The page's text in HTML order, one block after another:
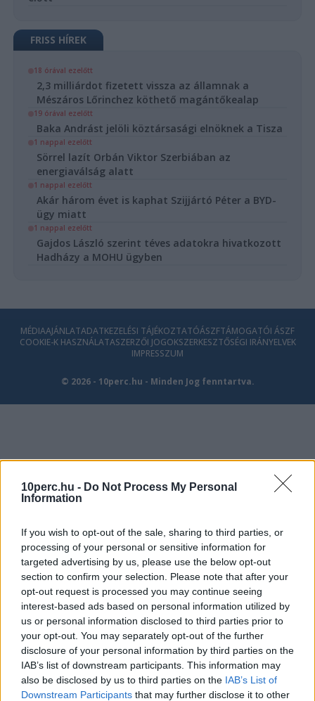
10perc.hu - Do Not Process My Personal
Information
If you wish to opt-out of the sale, sharing to third parties, or
processing of your personal or sensitive information for
targeted advertising by us, please use the below opt-out
section to confirm your selection. Please note that after your
opt-out request is processed you may continue seeing
interest-based ads based on personal information utilized by
us or personal information disclosed to third parties prior to
your opt-out. You may separately opt-out of the further
disclosure of your personal information by third parties on the
IAB’s list of downstream participants. This information may
also be disclosed by us to third parties on the IAB’s List of
Downstream Participants that may further disclose it to other
FRISS HÍREK
18 órával ezelőtt
2,3 milliárdot fizetett vissza az államnak a
Mészáros Lőrinchez köthető magántőkealap
19 órával ezelőtt
Baka Andrást jelöli köztársasági elnöknek a Tisza
1 nappal ezelőtt
Sörrel lazít Orbán Viktor Szerbiában az
energiaválság alatt
1 nappal ezelőtt
Akár három évet is kaphat Szijjártó Péter a BYD-
ügy miatt
1 nappal ezelőtt
Gajdos László szerint téves adatokra hivatkozott
Hadházy a MOHU ügyben
MÉDIAAJÁNLATADATKEZELÉSI TÁJÉKOZTATÓÁSZFTÁMOGATÓI ÁSZF
COOKIE-K HASZNÁLATASZERZŐI JOGOKSZERKESZTŐSÉGI IRÁNYELVEK
IMPRESSZUM
© 2026 - 10perc.hu - Minden Jog fenntartva.